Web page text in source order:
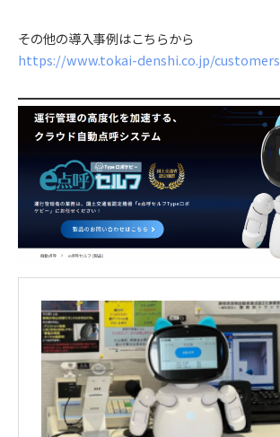
その他の導入事例はこちらから
https://www.tokai-denshi.co.jp/customers